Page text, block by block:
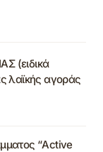
(ειδικά
λαϊκής αγοράς
“Active